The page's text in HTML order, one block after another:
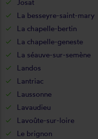
Josat
La besseyre-saint-mary
La chapelle-bertin
La chapelle-geneste
La séauve-sur-semène
Landos
Lantriac
Laussonne
Lavaudieu
Lavoûte-sur-loire
Le brignon